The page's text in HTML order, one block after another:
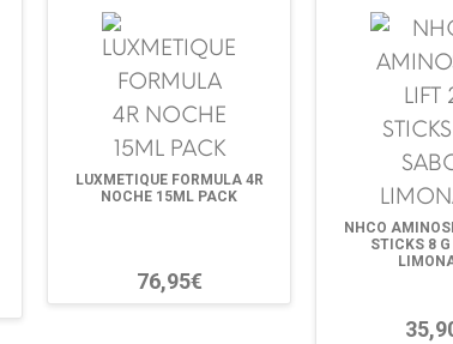
LUXMETIQUE FORMULA 4R
NOCHE 15ML PACK
76,95€
NHCO
STICKS 8